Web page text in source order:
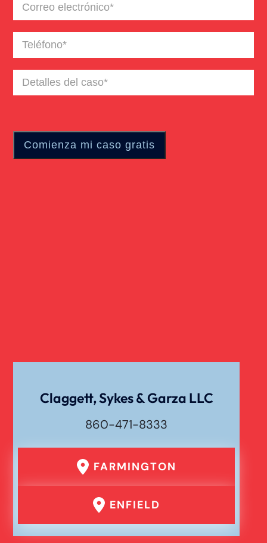
electrónico(Required)
Teléfono(Required)
Detalles
del
Claggett, Sykes & Garza LLC
860-471-8333
FARMINGTON
ENFIELD